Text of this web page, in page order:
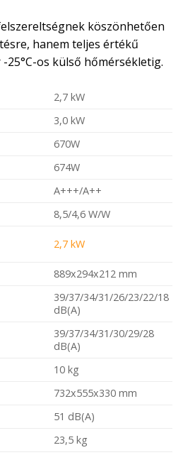
köszönhetően
hanem teljes értékű
os külső hőmérsékletig.
2,7 kW
3,0 kW
670W
674W
A+++/A++
8,5/4,6 W/W
2,7 kW
889x294x212 mm
39/37/34/31/26/23/22/18
dB(A)
39/37/34/31/30/29/28
dB(A)
10 kg
732x555x330 mm
51 dB(A)
23,5 kg